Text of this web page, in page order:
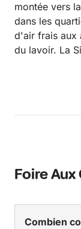
montée vers
dans les
d'air frais aux
du lavoir. La
Foire
Combien